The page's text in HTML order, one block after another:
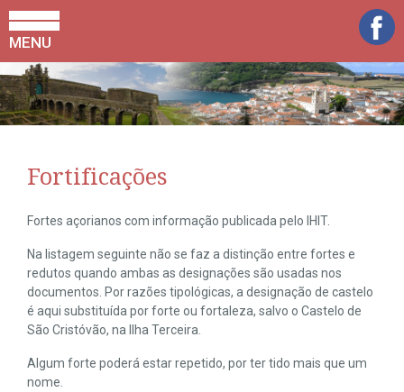
MENU
Fortificações
Fortes açorianos com informação publicada pelo IHIT.
Na listagem seguinte não se faz a distinção entre fortes e
redutos quando ambas as designações são usadas nos
documentos. Por razões tipológicas, a designação de castelo
é aqui substituída por forte ou fortaleza, salvo o Castelo de
São Cristóvão, na Ilha Terceira.
Algum forte poderá estar repetido, por ter tido mais que um
nome.